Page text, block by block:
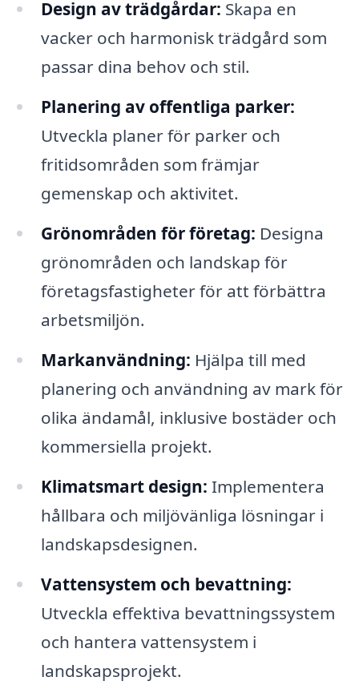
Design av trädgårdar: Skapa en
vacker och harmonisk trädgård som
passar dina behov och stil.
Planering av offentliga parker:
Utveckla planer för parker och
fritidsområden som främjar
gemenskap och aktivitet.
Grönområden för företag: Designa
grönområden och landskap för
företagsfastigheter för att förbättra
arbetsmiljön.
Markanvändning: Hjälpa till med
planering och användning av mark för
olika ändamål, inklusive bostäder och
kommersiella projekt.
Klimatsmart design: Implementera
hållbara och miljövänliga lösningar i
landskapsdesignen.
Vattensystem och bevattning:
Utveckla effektiva bevattningssystem
och hantera vattensystem i
landskapsprojekt.